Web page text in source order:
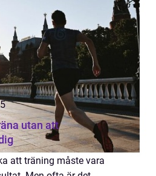
utan att
att träning måste vara